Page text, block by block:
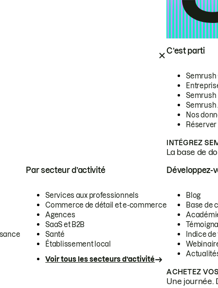
C’est parti
Semrush
Semrush
Semrush
Nos
INTÉGREZ
La base de
Par secteur d’activité
Services aux professionnels
Commerce de détail et e-commerce
Agences
SaaS et B2B
Santé
Établissement local
Voir tous les secteurs d’activité
Développez-
Blog
Base de
Indice
ACHETEZ
Une journée.